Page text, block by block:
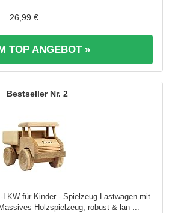
26,99 €
TOP ANGEBOT »
2
für Kinder - Spielzeug Lastwagen mit
Holzspielzeug, robust & lan ...